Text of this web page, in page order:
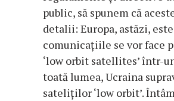
public, să spunem că
detalii: Europa, astăzi,
comunicaţiile se vor face
‘low orbit satellites’ într-
toată lumea, Ucraina
sateliţilor ‘low orbit’.